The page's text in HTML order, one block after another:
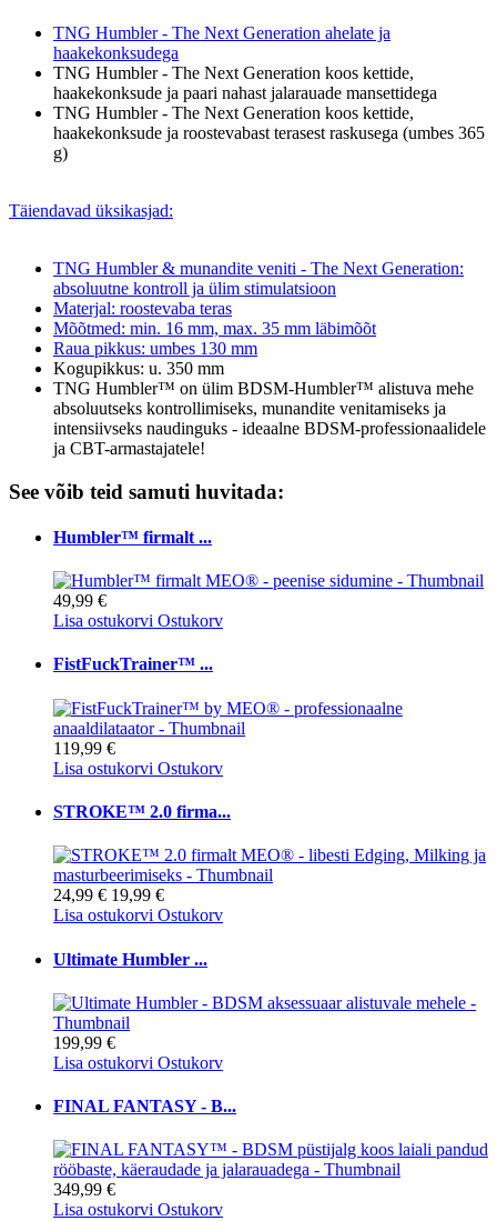
TNG Humbler - The Next Generation ahelate ja
haakekonksudega
TNG Humbler - The Next Generation koos kettide,
haakekonksude ja paari nahast jalarauade mansettidega
TNG Humbler - The Next Generation koos kettide,
haakekonksude ja roostevabast terasest raskusega (umbes 365
g)
Täiendavad üksikasjad:
TNG Humbler & munandite veniti - The Next Generation:
absoluutne kontroll ja ülim stimulatsioon
Materjal: roostevaba teras
Mõõtmed: min. 16 mm, max. 35 mm läbimõõt
Raua pikkus: umbes 130 mm
Kogupikkus: u. 350 mm
TNG Humbler™ on ülim BDSM-Humbler™ alistuva mehe
absoluutseks kontrollimiseks, munandite venitamiseks ja
intensiivseks naudinguks - ideaalne BDSM-professionaalidele
ja CBT-armastajatele!
See võib teid samuti huvitada:
Humbler™ firmalt ...
49,99 €
Lisa ostukorvi Ostukorv
FistFuckTrainer™ ...
119,99 €
Lisa ostukorvi Ostukorv
STROKE™ 2.0 firma...
24,99 € 19,99 €
Lisa ostukorvi Ostukorv
Ultimate Humbler ...
199,99 €
Lisa ostukorvi Ostukorv
FINAL FANTASY - B...
349,99 €
Lisa ostukorvi Ostukorv